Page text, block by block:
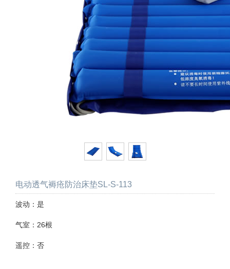
电动透气褥疮防治床垫SL-S-113
波动：是
气室：26根
遥控：否